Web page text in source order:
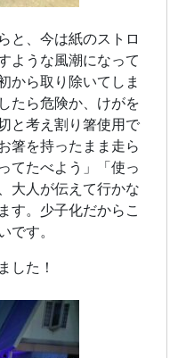
と、今は紙のストロ
ような風潮になって
から取り除いてしま
たら危険か、けがを
と考え割り箸使用で
箸を持ったまま走ら
てたべよう」「使っ
大人が伝えて行かな
す。少子化だからこ
です。
した！